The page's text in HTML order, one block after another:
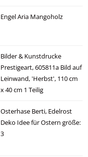
Engel Aria Mangoholz
Bilder & Kunstdrucke
Prestigeart, 605811a Bild auf
Leinwand, 'Herbst', 110 cm
x 40 cm 1 Teilig
Osterhase Berti, Edelrost
Deko Idee für Ostern größe:
3